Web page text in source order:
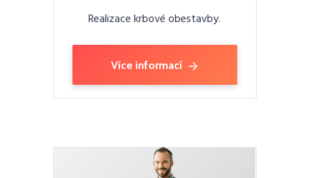
Realizace krbové obestavby.
Více informací